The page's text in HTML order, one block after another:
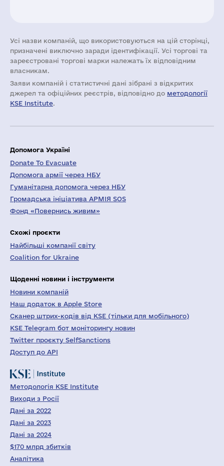
Усі назви компаній, що використовуються на цій сторінці,
призначені виключно заради ідентифікації. Усі торгові та
зареєстровані торгові марки належать їх відповідним
власникам.
Заяви компаній i статистичні дані зібрані з відкритих
джерел та офіційних реєстрів, відповідно до методології
KSE Institute.
Допомога Україні
Donate To Evacuate
Допомога армії через НБУ
Гуманітарна допомога через НБУ
Громадська ініціатива АРМІЯ SOS
Фонд «Повернись живим»
Схожі проєкти
Найбільші компанії світу
Coalition for Ukraine
Щоденні новини і інструменти
Новини компаній
Наш додаток в Apple Store
Сканер штрих-кодів від KSE (тільки для мобільного)
KSE Telegram бот моніторингу новин
Twitter проєкту SelfSanctions
Доступ до API
Методологія KSE Institute
Виходи з Росії
Дані за 2022
Дані за 2023
Дані за 2024
$170 млрд збитків
Аналітика